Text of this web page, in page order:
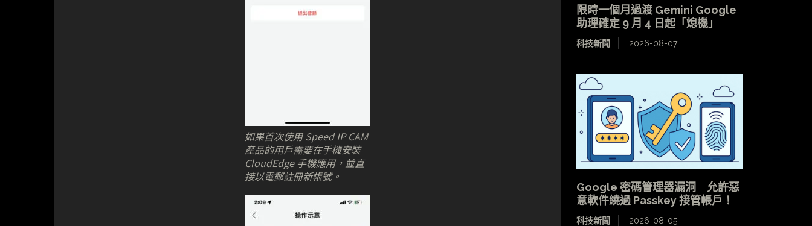
如果首次使用 Speed IP CAM
產品的用戶需要在手機安裝
CloudEdge 手機應用，並直
接以電郵註冊新帳號。
限時一個月過渡 Gemini Google
助理確定 9 月 4 日起「熄機」
科技新聞 2026-08-07
Google 密碼管理器漏洞 允許惡
意軟件繞過 Passkey 接管帳戶！
科技新聞 2026-08-05